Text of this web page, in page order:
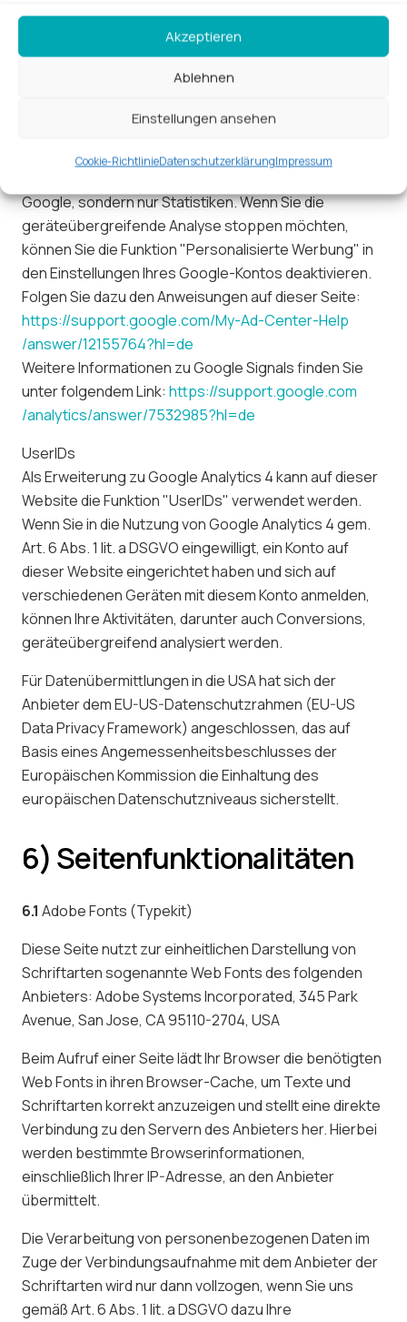
Akzeptieren
Ablehnen
Einstellungen ansehen
Cookie-RichtlinieDatenschutzerklärungImpressum
Wenn Sie personalisierte Anzeigen aktiviert haben und
Ihre Geräte mit Ihrem Google-Konto verknüpft haben,
kann Google vorbehaltlich Ihrer Einwilligung zur
Nutzung von Google Analytics gem. Art. 6 Abs. 1 lit. a
analysieren und Datenbankmodelle, unter anderem zu
geräteübergreifenden Conversions, erstellen. Wir
Google, sondern nur Statistiken. Wenn Sie die
geräteübergreifende Analyse stoppen möchten,
können Sie die Funktion "Personalisierte Werbung" in
den Einstellungen Ihres Google-Kontos deaktivieren.
Folgen Sie dazu den Anweisungen auf dieser Seite:
https://support.google.com/My-Ad-Center-Help
/answer/12155764?hl=de
Weitere Informationen zu Google Signals finden Sie
unter folgendem Link: https://support.google.com
/analytics/answer/7532985?hl=de
UserIDs
Als Erweiterung zu Google Analytics 4 kann auf dieser
Website die Funktion "UserIDs" verwendet werden.
Wenn Sie in die Nutzung von Google Analytics 4 gem.
Art. 6 Abs. 1 lit. a DSGVO eingewilligt, ein Konto auf
dieser Website eingerichtet haben und sich auf
verschiedenen Geräten mit diesem Konto anmelden,
können Ihre Aktivitäten, darunter auch Conversions,
geräteübergreifend analysiert werden.
Für Datenübermittlungen in die USA hat sich der
Anbieter dem EU-US-Datenschutzrahmen (EU-US
Data Privacy Framework) angeschlossen, das auf
Basis eines Angemessenheitsbeschlusses der
Europäischen Kommission die Einhaltung des
europäischen Datenschutzniveaus sicherstellt.
6) Seitenfunktionalitäten
6.1 Adobe Fonts (Typekit)
Diese Seite nutzt zur einheitlichen Darstellung von
Schriftarten sogenannte Web Fonts des folgenden
Anbieters: Adobe Systems Incorporated, 345 Park
Avenue, San Jose, CA 95110-2704, USA
Beim Aufruf einer Seite lädt Ihr Browser die benötigten
Web Fonts in ihren Browser-Cache, um Texte und
Schriftarten korrekt anzuzeigen und stellt eine direkte
Verbindung zu den Servern des Anbieters her. Hierbei
werden bestimmte Browserinformationen,
einschließlich Ihrer IP-Adresse, an den Anbieter
übermittelt.
Die Verarbeitung von personenbezogenen Daten im
Zuge der Verbindungsaufnahme mit dem Anbieter der
Schriftarten wird nur dann vollzogen, wenn Sie uns
gemäß Art. 6 Abs. 1 lit. a DSGVO dazu Ihre